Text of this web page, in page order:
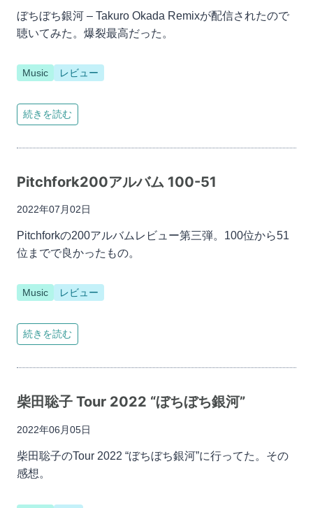
ぼちぼち銀河 – Takuro Okada Remixが配信されたので
聴いてみた。爆裂最高だった。
Music レビュー
続きを読む
Pitchfork200アルバム 100-51
2022年07月02日
Pitchforkの200アルバムレビュー第三弾。100位から51
位までで良かったもの。
Music レビュー
続きを読む
柴田聡子 Tour 2022 “ぼちぼち銀河”
2022年06月05日
柴田聡子のTour 2022 “ぼちぼち銀河”に行ってた。その
感想。